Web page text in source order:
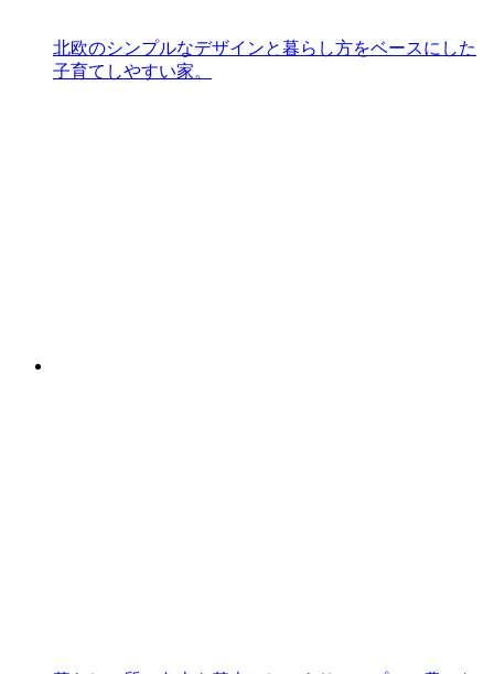
北欧のシンプルなデザインと暮らし方をベースにした
子育てしやすい家。